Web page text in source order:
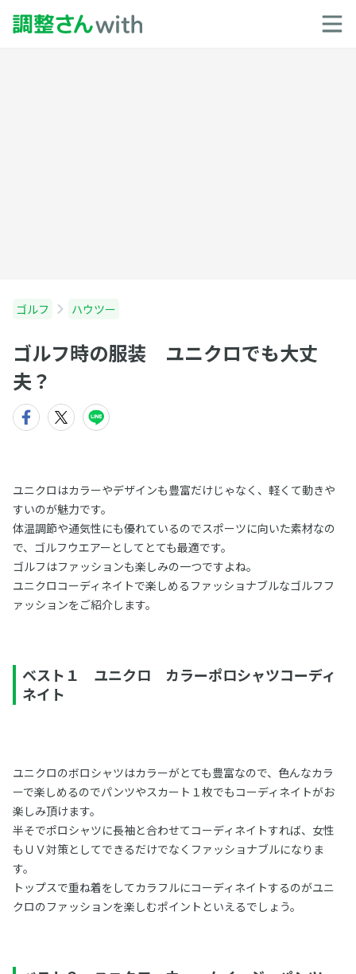
ゴルフ ハウツー
ゴルフ時の服装 ユニクロでも大丈
夫？
ユニクロはカラーやデザインも豊富だけじゃなく、軽くて動きや
すいのが魅力です。
体温調節や通気性にも優れているのでスポーツに向いた素材なの
で、ゴルフウエアーとしてとても最適です。
ゴルフはファッションも楽しみの一つですよね。
ユニクロコーディネイトで楽しめるファッショナブルなゴルフフ
ァッションをご紹介します。
ベスト１ ユニクロ カラーポロシャツコーディ
ネイト
ユニクロのボロシャツはカラーがとても豊富なので、色んなカラ
ーで楽しめるのでパンツやスカート１枚でもコーディネイトがお
楽しみ頂けます。
半そでポロシャツに長袖と合わせてコーディネイトすれば、女性
もＵＶ対策としてできるだけでなくファッショナブルになりま
す。
トップスで重ね着をしてカラフルにコーディネイトするのがユニ
クロのファッションを楽しむポイントといえるでしょう。